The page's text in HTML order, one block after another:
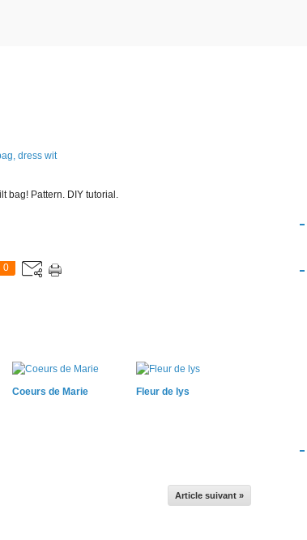
bag! Pattern. DIY tutorial.
0
Coeurs de Marie Fleur de lys
Article suivant »